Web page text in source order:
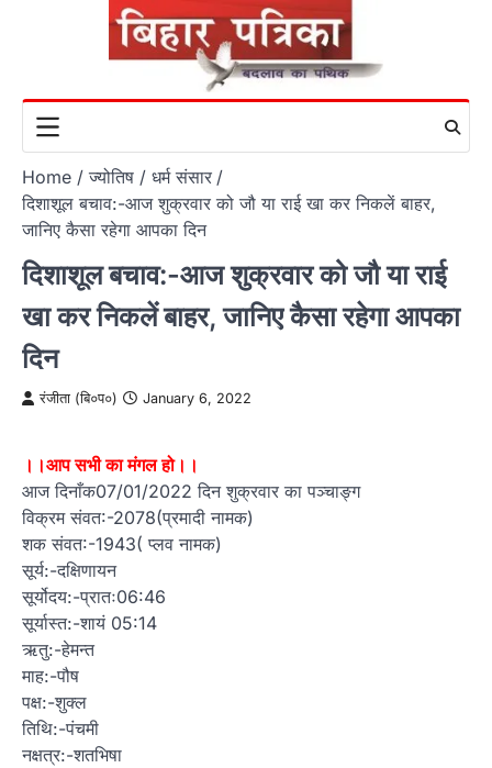
Home
ज्योतिष / धर्म संसार
दिशाशूल बचाव:-आज शुक्रवार को जौ या राई खा कर निकलें बाहर,
जानिए कैसा रहेगा आपका दिन
दिशाशूल बचाव:-आज शुक्रवार को जौ या राई
खा कर निकलें बाहर, जानिए कैसा रहेगा आपका
दिन
रंजीता (बि०प०) January 6, 2022
।।आप सभी का मंगल हो।।
आज दिनाँक07/01/2022 दिन शुक्रवार का पञ्चाङ्ग
विक्रम संवत:-2078(प्रमादी नामक)
शक संवत:-1943( प्लव नामक)
सूर्य:-दक्षिणायन
सूर्योदय:-प्रातः06:46
सूर्यास्त:-शायं 05:14
ऋतु:-हेमन्त
माह:-पौष
पक्ष:-शुक्ल
तिथि:-पंचमी
नक्षत्र:-शतभिषा